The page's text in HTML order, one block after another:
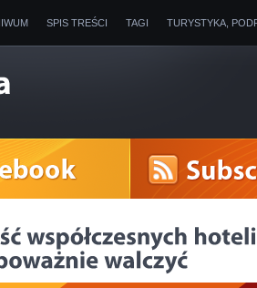
SPIS TREŚCI TAGI TURYSTYKA,